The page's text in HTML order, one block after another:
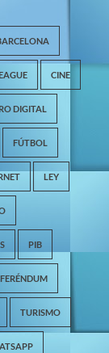
CINE
DIGITAL
FÚTBOL
LEY
PIB
TURISMO